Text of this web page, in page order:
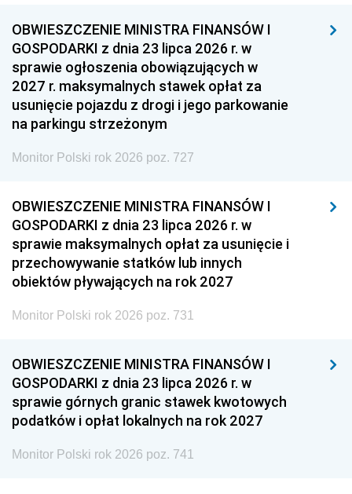
OBWIESZCZENIE MINISTRA FINANSÓW I
GOSPODARKI z dnia 23 lipca 2026 r. w
sprawie ogłoszenia obowiązujących w
2027 r. maksymalnych stawek opłat za
usunięcie pojazdu z drogi i jego parkowanie
na parkingu strzeżonym
Monitor Polski rok 2026 poz. 727
OBWIESZCZENIE MINISTRA FINANSÓW I
GOSPODARKI z dnia 23 lipca 2026 r. w
sprawie maksymalnych opłat za usunięcie i
przechowywanie statków lub innych
obiektów pływających na rok 2027
Monitor Polski rok 2026 poz. 731
OBWIESZCZENIE MINISTRA FINANSÓW I
GOSPODARKI z dnia 23 lipca 2026 r. w
sprawie górnych granic stawek kwotowych
podatków i opłat lokalnych na rok 2027
Monitor Polski rok 2026 poz. 741